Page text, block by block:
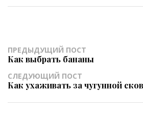
ПРЕДЫДУЩИЙ ПОСТ
Как выбрать бананы
СЛЕДУЮЩИЙ ПОСТ
Как ухаживать за чугунной